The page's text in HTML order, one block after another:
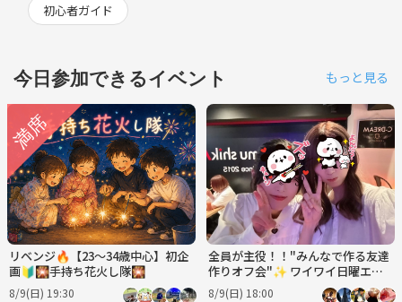
初心者ガイド
今日参加できるイベント もっと見る
リベンジ🔥【23～34歳中心】初企
画🔰🎇手持ち花火し隊🎇
8/9(日) 19:30
全員が主役！！"みんなで作る友達
作りオフ会"✨ ワイワイ日曜エン
ジョイ飲み会 ❥ お初さん大歓迎♪
8/9(日) 18:00